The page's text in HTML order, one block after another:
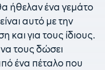
ήθελαν ένα γεμάτο
αυτό με την
και για τους ίδιους.
τους δώσει
ένα πέταλο που